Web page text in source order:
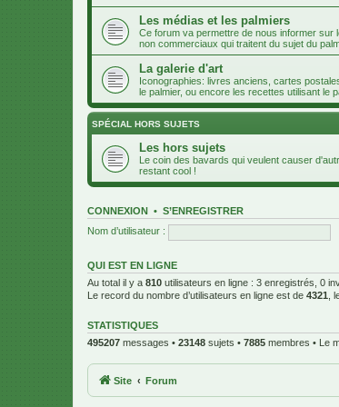
Les médias et les palmiers
Ce forum va permettre de nous informer sur
non commerciaux qui traitent du sujet du
La galerie d'art
Iconographies: livres anciens, cartes
le palmier, ou encore les recettes utilisant le
SPÉCIAL HORS SUJETS
Les hors sujets
Le coin des bavards qui veulent causer
restant cool !
CONNEXION • S’ENREGISTRER
Nom d’utilisateur :
QUI EST EN LIGNE
Au total il y a 810 utilisateurs en ligne : 3 enregistrés, 0
Le record du nombre d’utilisateurs en ligne est de 4321 ,
STATISTIQUES
495207 messages • 23148 sujets • 7885 membres • Le
Site Forum